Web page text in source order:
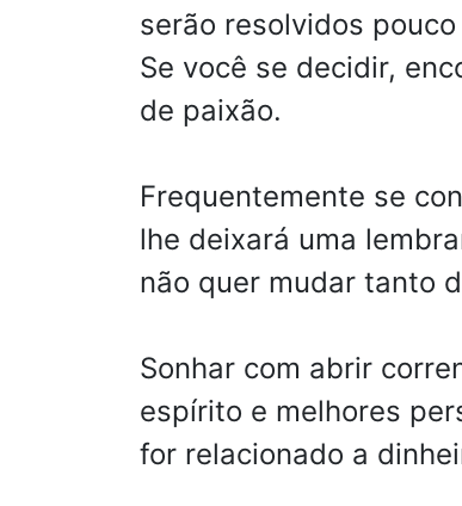
serão resolvidos
Se você se decidir,
de paixão.
Frequentemente se
lhe deixará uma
não quer mudar tanto
Sonhar com abrir
espírito e melhores
for relacionado a